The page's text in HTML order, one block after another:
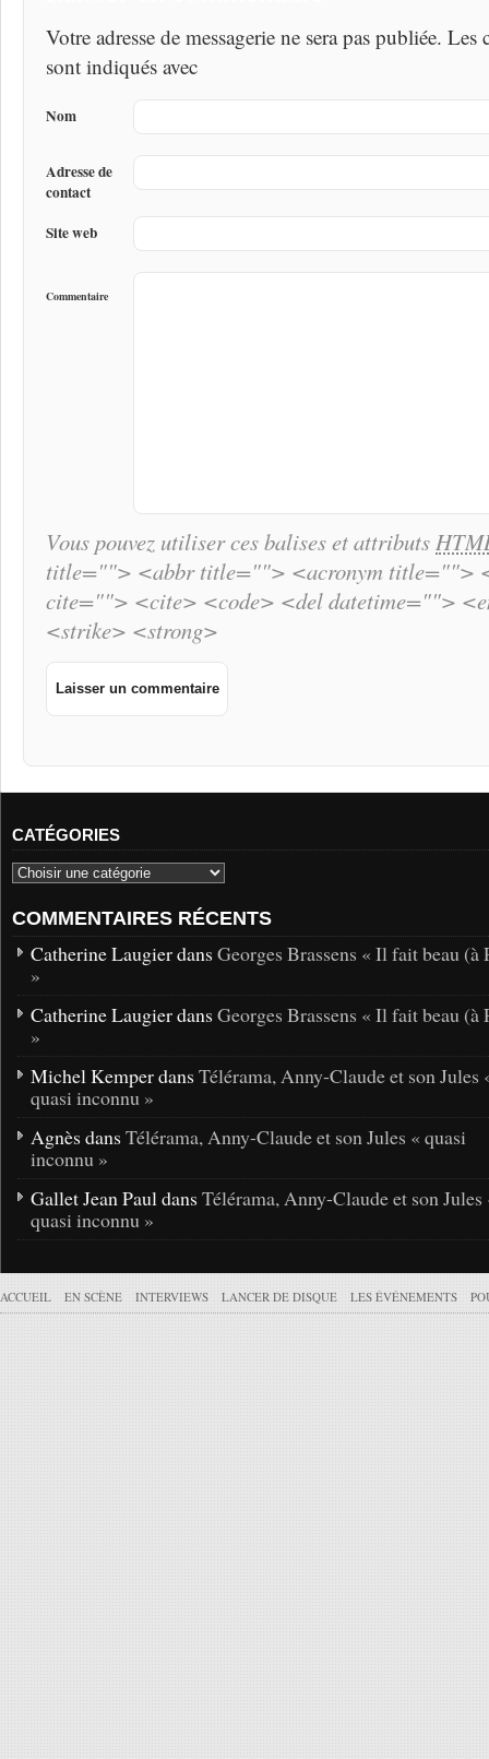
Votre adresse de messagerie ne sera pas publiée.
sont indiqués avec
Nom
Adresse de
contact
Site web
Commentaire
Vous pouvez utiliser ces balises et attributs
title=""> <abbr title=""> <acronym title="">
cite=""> <cite> <code> <del datetime="">
<strike> <strong>
CATÉGORIES
COMMENTAIRES RÉCENTS
Catherine Laugier dans Georges Brassens « Il fait beau (à
»
Catherine Laugier dans Georges Brassens « Il fait beau (à
»
Michel Kemper dans Télérama, Anny-Claude et son Jules
quasi inconnu »
Agnès dans Télérama, Anny-Claude et son Jules « quasi
inconnu »
Gallet Jean Paul dans Télérama, Anny-Claude et son Jules
quasi inconnu »
ACCUEIL EN SCÈNE INTERVIEWS LANCER DE DISQUE LES ÉVÉNEMENTS